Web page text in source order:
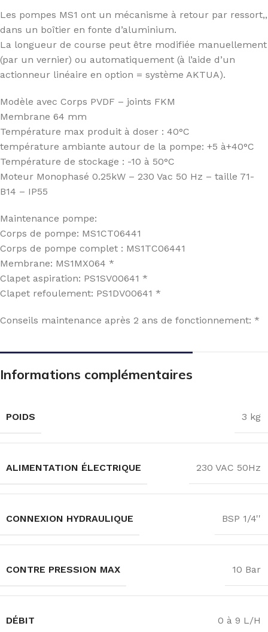
Les pompes MS1 ont un mécanisme à retour par ressort,,
dans un boîtier en fonte d’aluminium.
La longueur de course peut être modifiée manuellement
(par un vernier) ou automatiquement (à l’aide d’un
actionneur linéaire en option = système AKTUA).
Modèle avec Corps PVDF – joints FKM
Membrane 64 mm
Température max produit à doser : 40°C
température ambiante autour de la pompe: +5 à+40°C
Température de stockage : -10 à 50°C
Moteur Monophasé 0.25kW – 230 Vac 50 Hz – taille 71-
B14 – IP55
Maintenance pompe:
Corps de pompe: MS1CT06441
Corps de pompe complet : MS1TC06441
Membrane: MS1MX064 *
Clapet aspiration: PS1SV00641 *
Clapet refoulement: PS1DV00641 *
Conseils maintenance après 2 ans de fonctionnement: *
Informations complémentaires
POIDS 3 kg
ALIMENTATION ÉLECTRIQUE 230 VAC 50Hz
CONNEXION HYDRAULIQUE BSP 1/4''
CONTRE PRESSION MAX 10 Bar
DÉBIT 0 à 9 L/H